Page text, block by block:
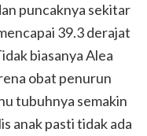
puncaknya sekitar
39.3 derajat
biasanya Alea
obat penurun
tubuhnya semakin
anak pasti tidak ada